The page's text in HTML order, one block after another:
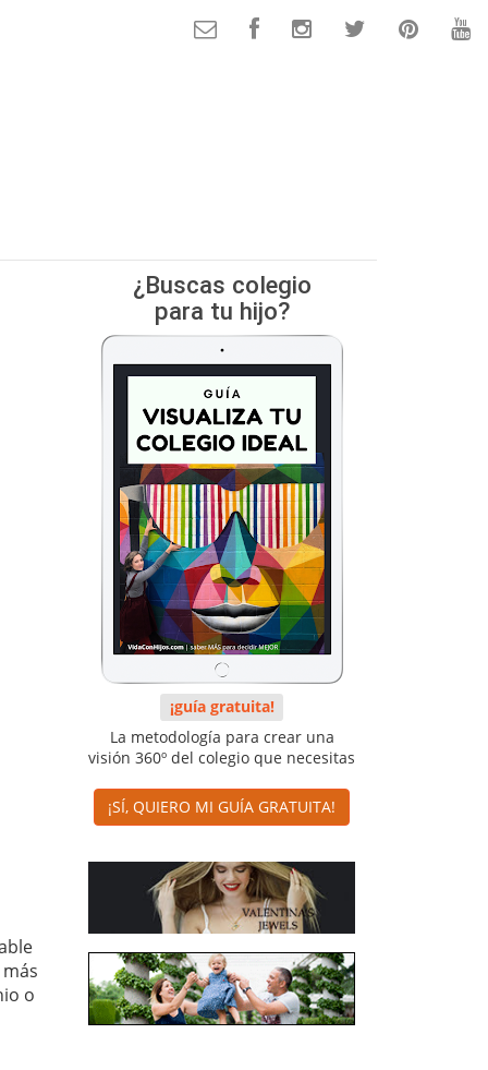
o
¿Buscas colegio
para tu hijo?
¡guía gratuita!
La metodología para crear una
visión 360º del colegio que necesitas
¡SÍ, QUIERO MI GUÍA GRATUITA!